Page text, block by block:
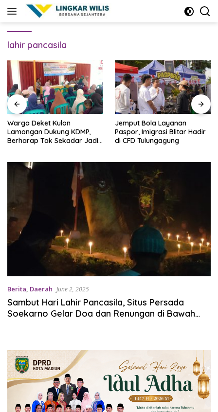
lahir pancasila
Warga Deket Kulon
Lamongan Dukung KDMP,
Berharap Tak Sekadar Jadi
Jemput Bola Layanan
Paspor, Imigrasi Blitar Hadir
di CFD Tulungagung
Berita, Daerah June 2, 2025
Sambut Hari Lahir Pancasila, Situs Persada
Soekarno Gelar Doa dan Renungan di Bawah